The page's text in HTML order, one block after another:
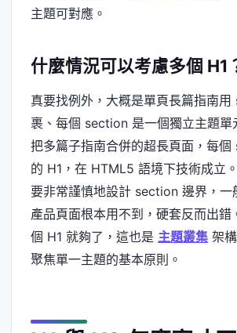
主題可對應。
什麼情況可以考慮多個 H1
真要找例外，大概是單頁長篇指南
裹、每個 section 是一個獨立主題單
把多篇子指南合併的超長頁面，每
的 H1，在 HTML5 語境下技術成立
要非常謹慎地設計 section 邊界，一
產品頁面根本用不到，硬套反而出錯
個 H1 就夠了，這也是 主題叢集 架
聚焦單一主題的基本原則。